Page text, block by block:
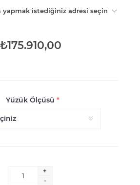
istediğiniz adresi seçin
₺175.910,00
Yüzük Ölçüsü *
+
-